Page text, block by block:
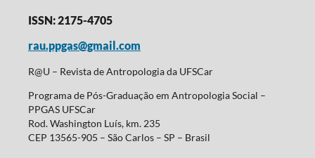
ISSN: 2175-4705
rau.ppgas@gmail.com
R@U – Revista de Antropologia da UFSCar
Programa de Pós-Graduação em Antropologia Social –
PPGAS UFSCar
Rod. Washington Luís, km. 235
CEP 13565-905 – São Carlos – SP – Brasil